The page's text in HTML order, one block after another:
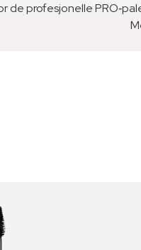
de profesjonelle